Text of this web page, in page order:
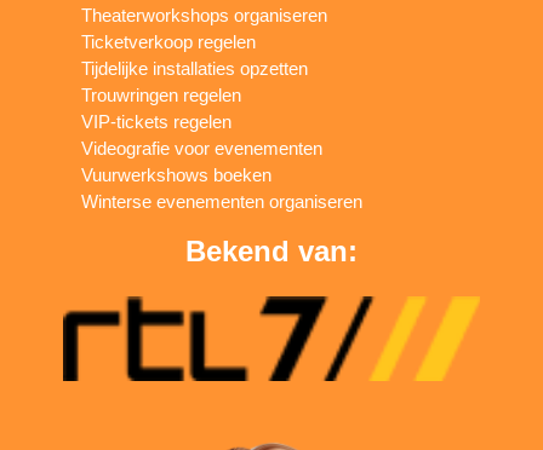
Theaterworkshops organiseren
Ticketverkoop regelen
Tijdelijke installaties opzetten
Trouwringen regelen
VIP-tickets regelen
Videografie voor evenementen
Vuurwerkshows boeken
Winterse evenementen organiseren
Bekend van: